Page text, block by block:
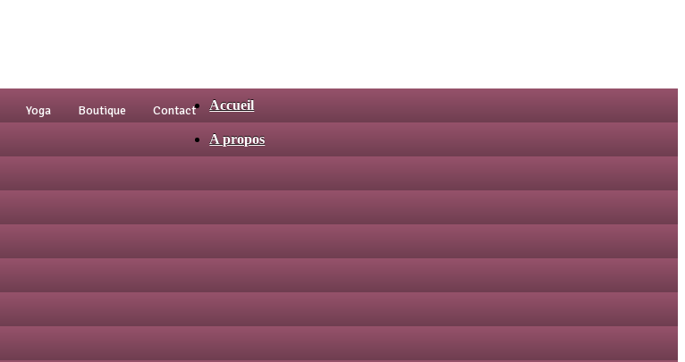
Yoga Boutique Contact Accueil
A propos